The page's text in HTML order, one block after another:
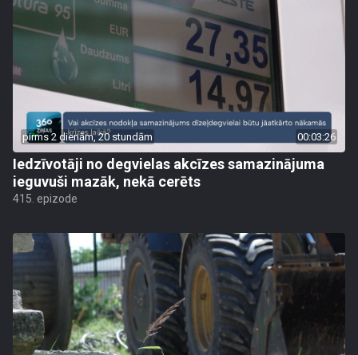
pirms 2 dienām, 20 stundām 00:03:26
Iedzīvotāji no degvielas akcīzes samazinājuma
ieguvuši mazāk, nekā cerēts
415. epizode